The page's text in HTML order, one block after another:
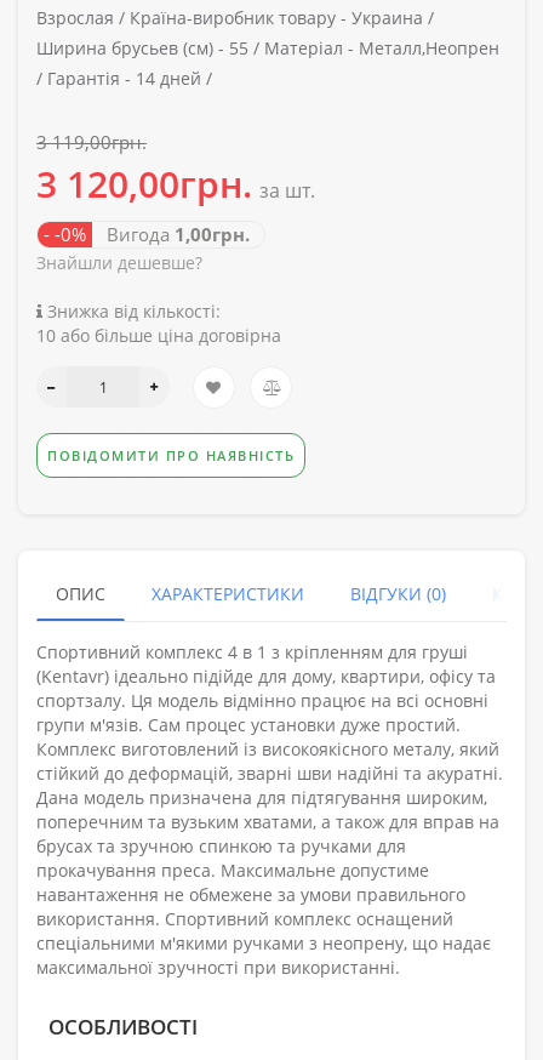
Взрослая / Країна-виробник товару - Украина /
Ширина брусьев (см) - 55 / Матеріал - Металл,Неопрен
/ Гарантія - 14 дней /
3 119,00грн.
3 120,00грн. за шт.
- -0% Вигода 1,00грн.
Знайшли дешевше?
Знижка від кількості:
10 або більше ціна договірна
ПОВІДОМИТИ ПРО НАЯВНІСТЬ
ОПИС ХАРАКТЕРИСТИКИ ВІДГУКИ (0)
Спортивний комплекс 4 в 1 з кріпленням для груші
(Kentavr) ідеально підійде для дому, квартири, офісу та
спортзалу. Ця модель відмінно працює на всі основні
групи м'язів. Сам процес установки дуже простий.
Комплекс виготовлений із високоякісного металу, який
стійкий до деформацій, зварні шви надійні та акуратні.
Дана модель призначена для підтягування широким,
поперечним та вузьким хватами, а також для вправ на
брусах та зручною спинкою та ручками для
прокачування преса. Максимальне допустиме
навантаження не обмежене за умови правильного
використання. Спортивний комплекс оснащений
спеціальними м'якими ручками з неопрену, що надає
максимальної зручності при використанні.
ОСОБЛИВОСТІ